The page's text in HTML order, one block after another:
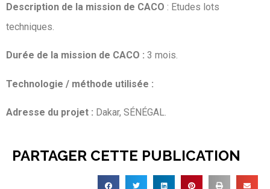
Description de la mission de CACO : Etudes lots
techniques.
Durée de la mission de CACO : 3 mois.
Technologie / méthode utilisée :
Adresse du projet : Dakar, SÉNÉGAL.
PARTAGER CETTE PUBLICATION